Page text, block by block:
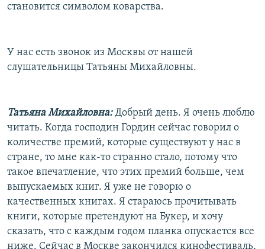
становится символом коварства.
У нас есть звонок из Москвы от нашей
слушательницы Татьяны Михайловны.
Татьяна Михайловна:Добрый день. Я очень люблю
читать. Когда господин Гордин сейчас говорил о
количестве премий, которые существуют у нас в
стране, то мне как-то странно стало, потому что
такое впечатление, что этих премий больше, чем
выпускаемых книг. Я уже не говорю о
качественных книгах. Я стараюсь прочитывать
книги, которые претендуют на Букер, и хочу
сказать, что с каждым годом планка опускается все
ниже. Сейчас в Москве закончился кинофестиваль,